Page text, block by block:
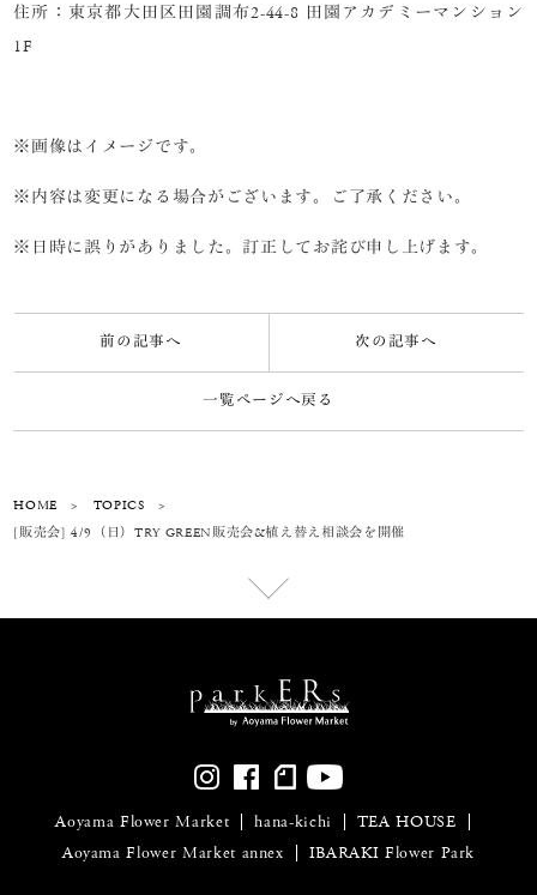
住所：東京都大田区田園調布2-44-8 田園アカデミーマンション
1F
※画像はイメージです。
※内容は変更になる場合がございます。ご了承ください。
※日時に誤りがありました。訂正してお詫び申し上げます。
前の記事へ 次の記事へ
一覧ページへ戻る
HOME> TOPICS >
[販売会] 4/9（日）TRY GREEN販売会&植え替え相談会を開催
Aoyama Flower Market hana-kichi
TEA HOUSE
Aoyama Flower Market annex
IBARAKI Flower Park